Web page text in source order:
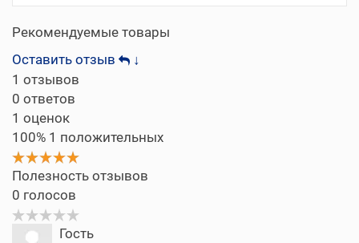
Рекомендуемые товары
Оставить отзыв
↓
1 отзывов
0 ответов
1 оценок
100% 1 положительных
Полезность отзывов
0 голосов
Гость